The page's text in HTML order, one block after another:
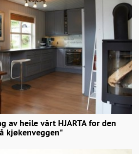
av heile vårt HJARTA for den
kjøkenveggen"